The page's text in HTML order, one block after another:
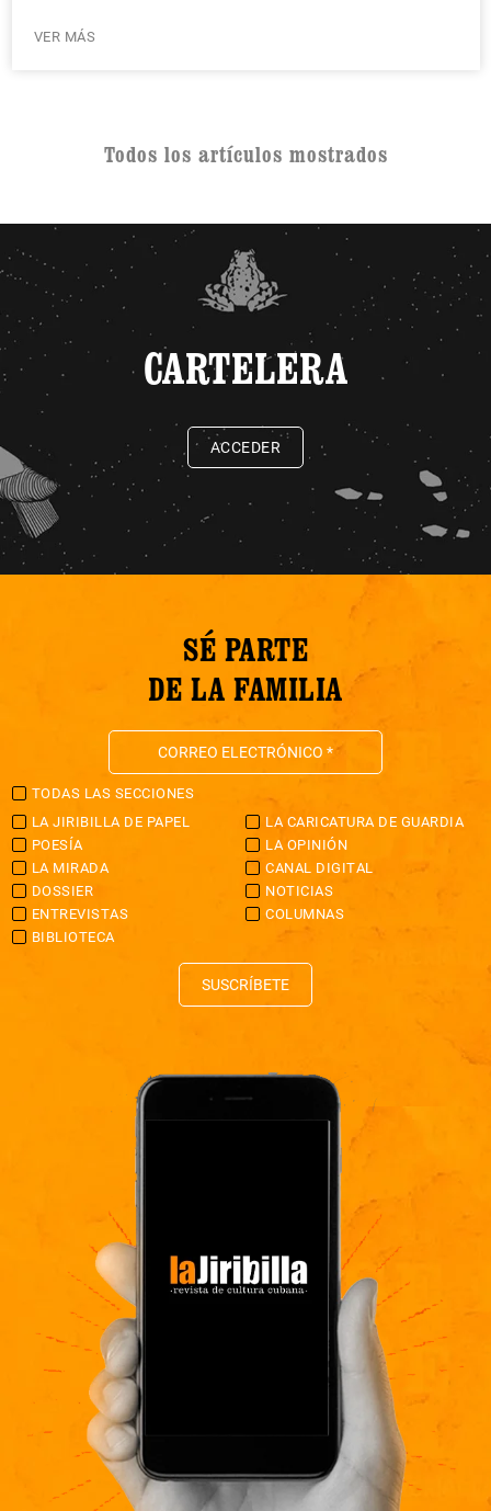
VER MÁS
Todos los artículos mostrados
CARTELERA
ACCEDER
SÉ PARTE
DE LA FAMILIA
TODAS LAS SECCIONES
LA JIRIBILLA DE PAPEL
LA CARICATURA DE GUARDIA
POESÍA
LA OPINIÓN
LA MIRADA
CANAL DIGITAL
DOSSIER
NOTICIAS
ENTREVISTAS
COLUMNAS
BIBLIOTECA
SUSCRÍBETE